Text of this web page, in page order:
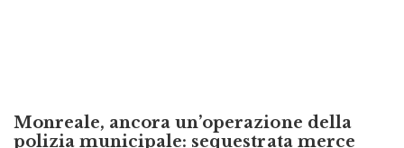
polizia municipale: sequestrata merce
pericolosa per i consumatori